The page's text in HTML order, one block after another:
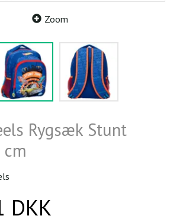
Zoom
Rygsæk Stunt
cm
DKK